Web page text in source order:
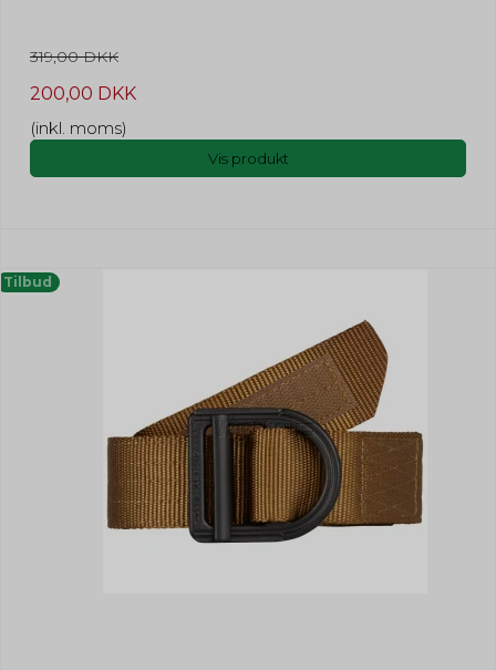
319,00 DKK
200,00 DKK
(inkl. moms)
Vis produkt
Tilbud